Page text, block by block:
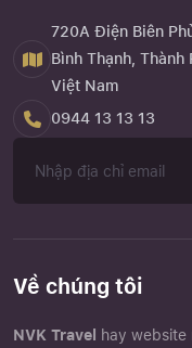
720A Điện Biên
Bình Thạnh, Thành
Việt Nam
0944 13 13 13
Về chúng tôi
NVK Travel hay website